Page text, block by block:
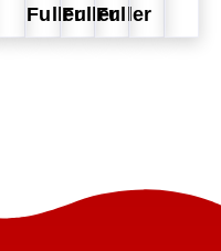
FullerFullerFuller